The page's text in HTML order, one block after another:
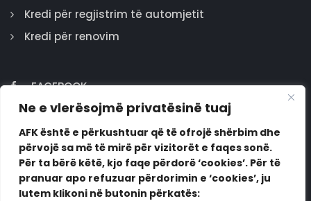
Ne e vlerësojmë privatësinë tuaj
AFK është e përkushtuar që të ofrojë shërbim dhe
përvojë sa më të mirë për vizitorët e faqes sonë.
Për ta bërë këtë, kjo faqe përdorë ‘cookies’. Për të
pranuar apo refuzuar përdorimin e ‘cookies’, ju
lutem klikoni në butonin përkatës:
Kredi për regjistrim të automjetit
Kredi për renovim
FACEBOOK
GOOGLE
INSTAGRAM
LINKEDIN